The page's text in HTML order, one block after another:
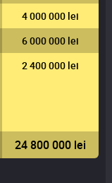
4 000 000 lei
6 000 000 lei
2 400 000 lei
24 800 000 lei